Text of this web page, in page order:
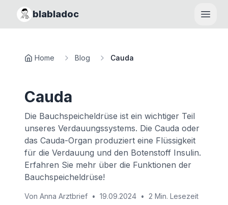
blabladoc
Home Blog Cauda
Cauda
Die Bauchspeicheldrüse ist ein wichtiger Teil
unseres Verdauungssystems. Die Cauda oder
das Cauda-Organ produziert eine Flüssigkeit
für die Verdauung und den Botenstoff Insulin.
Erfahren Sie mehr über die Funktionen der
Bauchspeicheldrüse!
Von Anna Arztbrief • 19.09.2024 • 2 Min. Lesezeit